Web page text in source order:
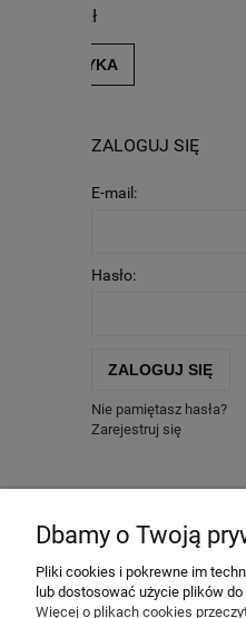
ZALOGUJ SIĘ
E-mail:
Hasło:
ZALOGUJ SIĘ
Nie pamiętasz hasła?
Zarejestruj się
Dbamy o Twoją
Pliki cookies i pokrewne im
lub dostosować użycie plików
Więcej o plikach cookies